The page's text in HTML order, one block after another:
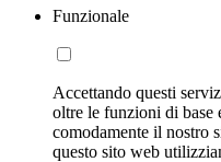
Funzionale
Accettando questi
oltre le funzioni di base
comodamente il nostro
questo sito web